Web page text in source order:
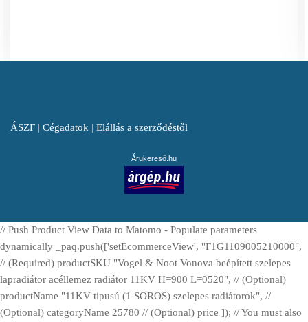
ÁSZF | Cégadatok | Elállás a szerződéstől
Árukereső.hu
// Push Product View Data to Matomo - Populate parameters
dynamically _paq.push(['setEcommerceView', "F1G1109005210000",
// (Required) productSKU "Vogel & Noot Vonova beépített szelepes
lapradiátor acéllemez radiátor 11KV H=900 L=0520", // (Optional)
productName "11KV tipusú (1 SOROS) szelepes radiátorok", //
(Optional) categoryName 25780 // (Optional) price ]); // You must also